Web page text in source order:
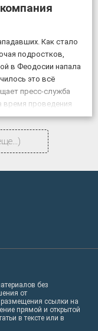
Как стало
подростков,
в Феодосии напала
это всё
пресс-служба
время проведения
что
без
от
ссылки на
прямой и открытой
в тексте или в